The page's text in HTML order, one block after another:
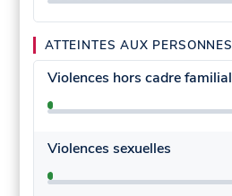
ATTEINTES AUX PERSONNES
Violences hors cadre familial
Violences sexuelles